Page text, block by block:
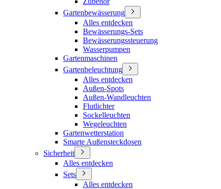
Gartenbewässerung
Alles entdecken
Bewässerungs-Sets
Bewässerungssteuerung
Wasserpumpen
Gartenmaschinen
Gartenbeleuchtung
Alles entdecken
Außen-Spots
Außen-Wandleuchten
Flutlichter
Sockelleuchten
Wegeleuchten
Gartenwetterstation
Smarte Außensteckdosen
Sicherheit
Alles entdecken
Sets
Alles entdecken